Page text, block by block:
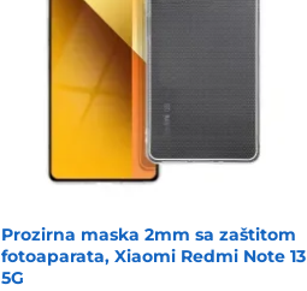
Prozirna maska 2mm sa zaštitom
fotoaparata, Xiaomi Redmi Note 13
5G